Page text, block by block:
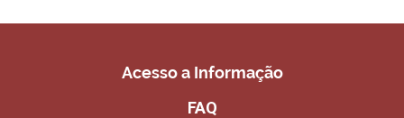
Acesso a Informação
FAQ